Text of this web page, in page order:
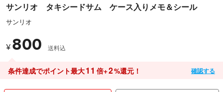
サンリオ タキシードサム ケース入りメモ＆シール
サンリオ
¥ 800 送料込
条件達成でポイント最大11 倍+2%還元！ 確認する